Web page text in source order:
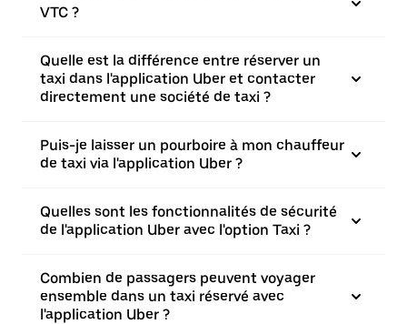
VTC ?
Quelle est la différence entre réserver un
taxi dans l'application Uber et contacter
directement une société de taxi ?
Puis-je laisser un pourboire à mon chauffeur
de taxi via l'application Uber ?
Quelles sont les fonctionnalités de sécurité
de l'application Uber avec l'option Taxi ?
Combien de passagers peuvent voyager
ensemble dans un taxi réservé avec
l'application Uber ?